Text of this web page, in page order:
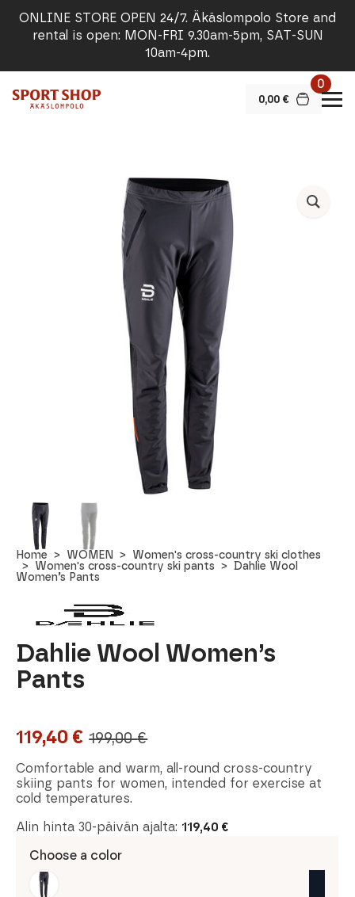
ONLINE STORE OPEN 24/7. Äkäslompolo Store and
rental is open: MON-FRI 9.30am-5pm, SAT-SUN
10am-4pm.
0,00 €
0
Home WOMEN
Women's cross-country ski clothes
Women's cross-country ski pants
Dahlie Wool
Women’s Pants
Dahlie Wool Women’s
Pants
199,00€
Original
price
was:
199,00 €.
119,40 €
Current
price
is:
119,40 €.
Comfortable and warm, all-round cross-country
skiing pants for women, intended for exercise at
cold temperatures.
Alin hinta 30-päivän ajalta: 119,40 €
Choose a color